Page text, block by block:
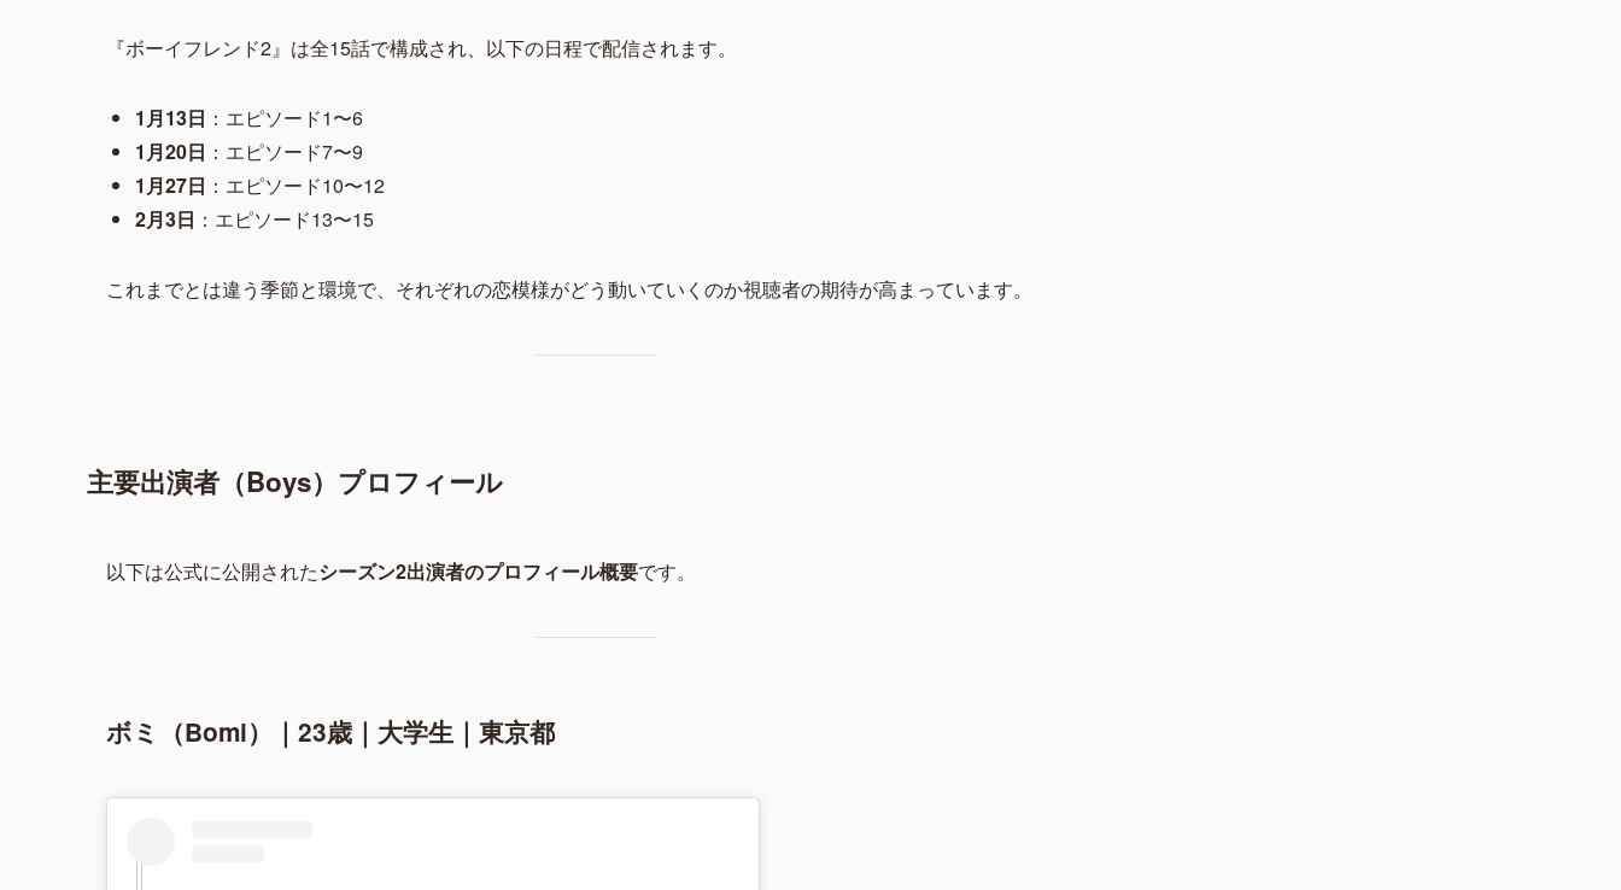
『ボーイフレンド2』は全15話で構成され、以下の日程で配信されます。
1月13日 ：エピソード1〜6
1月20日 ：エピソード7〜9
1月27日 ：エピソード10〜12
2月3日 ：エピソード13〜15
これまでとは違う季節と環境で、それぞれの恋模様がどう動いていくのか視聴者の期待が高まっています。
主要出演者（Boys）プロフィール
以下は公式に公開されたシーズン2出演者のプロフィール概要 です。
ボミ（Bomi）｜23歳｜大学生｜東京都